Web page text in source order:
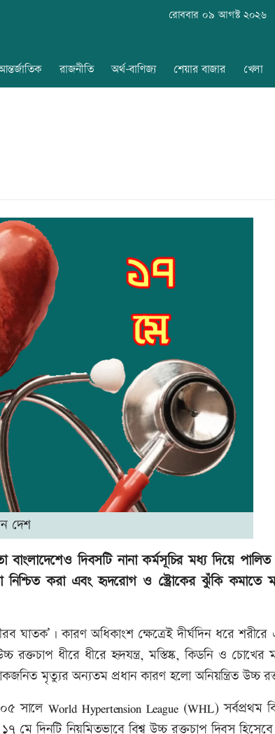
রোববার ০৯ আগস্ট ২০২৬
রাজনীতি অর্থ-বাণিজ্য শেয়ার বাজার খেলা
দেশ
দিবসটি নানা কর্মসূচির মধ্য দিয়ে
নিশ্চিত করা এবং হৃদরোগ ও স্ট্রোকের ঝুঁকি কমাতে
ঘাতক’। কারণ অধিকাংশ ক্ষেত্রেই দীর্ঘদিন ধরে
ধীরে ধীরে হৃদযন্ত্র, মস্তিষ্ক, কিডনি ও চোখের
মৃত্যুর অন্যতম প্রধান কারণ হলো অনিয়ন্ত্রিত উচ্চ
সালে World Hypertension League (WHL) সর্বপ্রথম
দিনটি নিয়মিতভাবে বিশ্ব উচ্চ রক্তচাপ দিবস